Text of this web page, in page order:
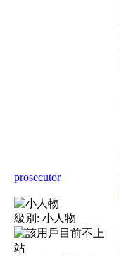
prosecutor
級別: 小人物